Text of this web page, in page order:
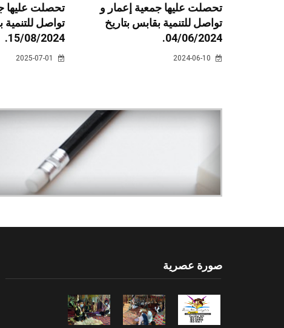
تحصلت عليها
تواصل للتنمية
15/08/2024.
تحصلت عليها جمعية إعمار و
تواصل للتنمية بقابس بتاريخ
04/06/2024.
صورة عصرية